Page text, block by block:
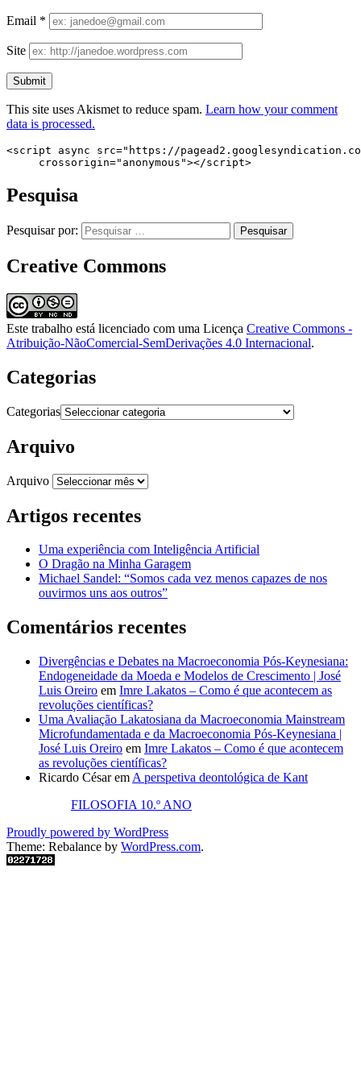
Email *
Site
This site uses Akismet to reduce spam. Learn how your comment
data is processed.
<script async src="https://
     crossorigin="anonymous"></script>
Pesquisa
Pesquisar por:
Creative Commons
Este trabalho está licenciado com uma Licença Creative Commons -
Atribuição-NãoComercial-SemDerivações 4.0 Internacional.
Categorias
Categorias
Arquivo
Arquivo
Artigos recentes
Uma experiência com Inteligência Artificial
O Dragão na Minha Garagem
Michael Sandel: “Somos cada vez menos capazes de nos
ouvirmos uns aos outros”
Comentários recentes
Divergências e Debates na Macroeconomia Pós-Keynesiana:
Endogeneidade da Moeda e Modelos de Crescimento | José
Luis Oreiro em Imre Lakatos – Como é que acontecem as
revoluções científicas?
Uma Avaliação Lakatosiana da Macroeconomia Mainstream
Microfundamentada e da Macroeconomia Pós-Keynesiana |
José Luis Oreiro em Imre Lakatos – Como é que acontecem
as revoluções científicas?
Ricardo Césarem A perspetiva deontológica de Kant
FILOSOFIA 10.º ANO
Proudly powered by WordPress
Theme: Rebalance by WordPress.com.